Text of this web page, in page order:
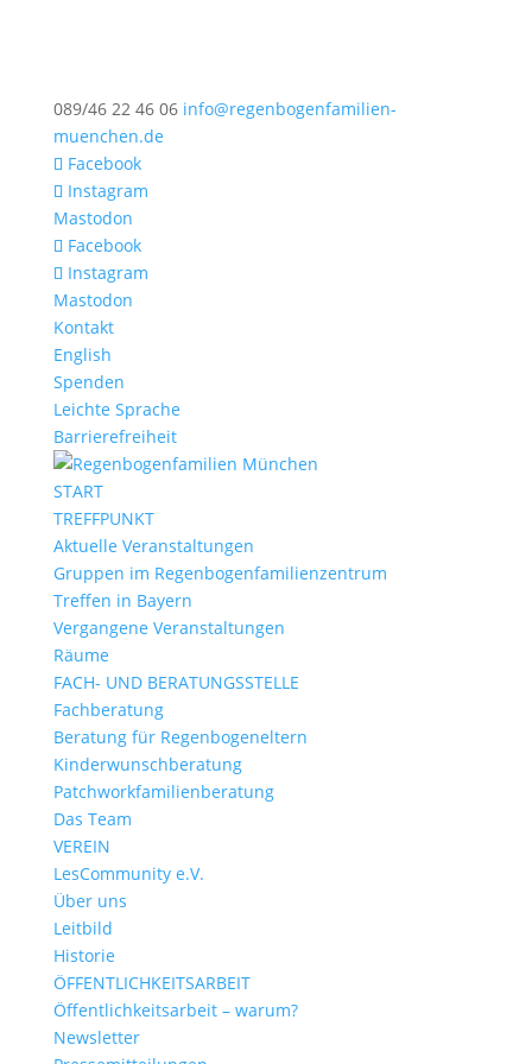
089/46 22 46 06 info@regenbogenfamilien-
muenchen.de
Facebook
Instagram
Mastodon
Facebook
Instagram
Mastodon
Kontakt
English
Spenden
Leichte Sprache
Barrierefreiheit
START
TREFFPUNKT
Aktuelle Veranstaltungen
Gruppen im Regenbogenfamilienzentrum
Treffen in Bayern
Vergangene Veranstaltungen
Räume
FACH- UND BERATUNGSSTELLE
Fachberatung
Beratung für Regenbogeneltern
Kinderwunsch­beratung
Patchwork­familienberatung
Das Team
VEREIN
LesCommunity e.V.
Über uns
Leitbild
Historie
ÖFFENTLICHKEITSARBEIT
Öffentlichkeitsarbeit – warum?
Newsletter